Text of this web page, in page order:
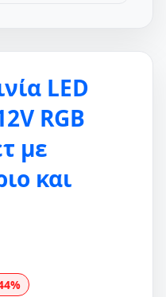
LED
RGB
με
και